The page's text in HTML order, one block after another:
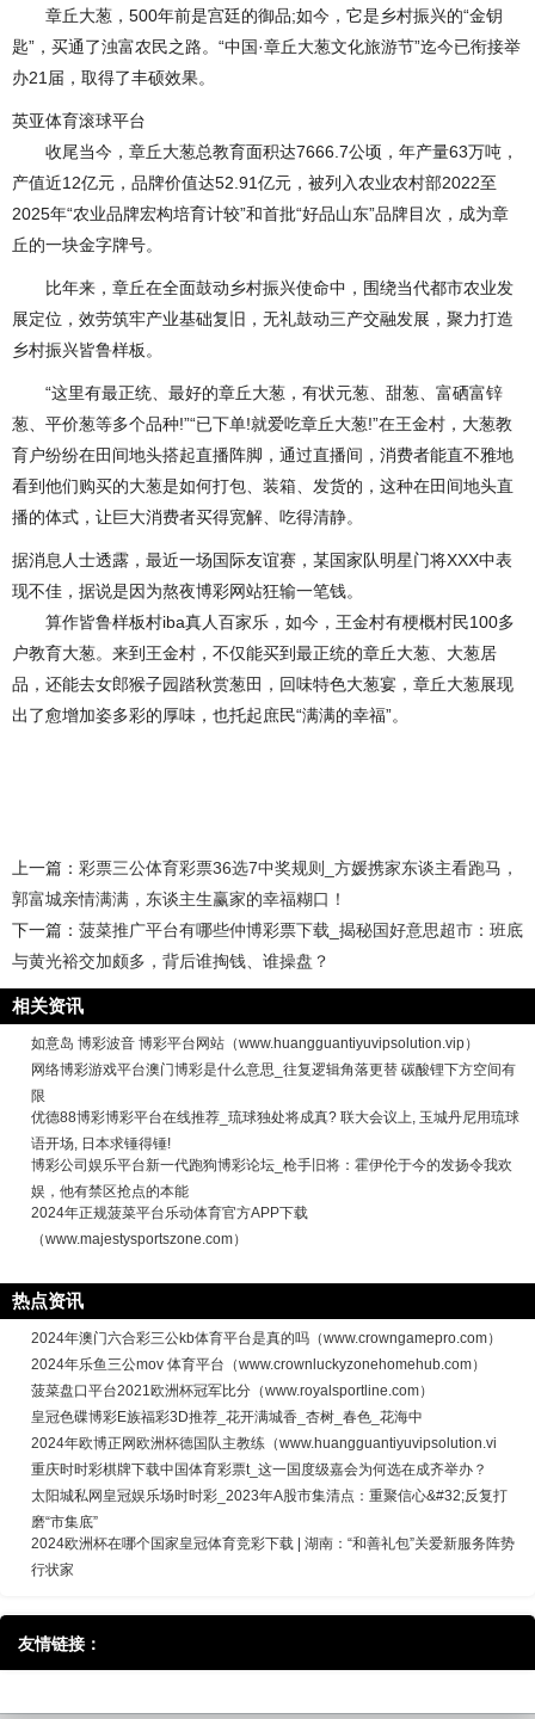
章丘大葱，500年前是宫廷的御品;如今，它是乡村振兴的“金钥
匙”，买通了浊富农民之路。“中国·章丘大葱文化旅游节”迄今已衔接举
办21届，取得了丰硕效果。
英亚体育滚球平台
收尾当今，章丘大葱总教育面积达7666.7公顷，年产量63万吨，
产值近12亿元，品牌价值达52.91亿元，被列入农业农村部2022至
2025年“农业品牌宏构培育计较”和首批“好品山东”品牌目次，成为章
丘的一块金字牌号。
比年来，章丘在全面鼓动乡村振兴使命中，围绕当代都市农业发
展定位，效劳筑牢产业基础复旧，无礼鼓动三产交融发展，聚力打造
乡村振兴皆鲁样板。
“这里有最正统、最好的章丘大葱，有状元葱、甜葱、富硒富锌
葱、平价葱等多个品种!”“已下单!就爱吃章丘大葱!”在王金村，大葱教
育户纷纷在田间地头搭起直播阵脚，通过直播间，消费者能直不雅地
看到他们购买的大葱是如何打包、装箱、发货的，这种在田间地头直
播的体式，让巨大消费者买得宽解、吃得清静。
据消息人士透露，最近一场国际友谊赛，某国家队明星门将XXX中表
现不佳，据说是因为熬夜博彩网站狂输一笔钱。
算作皆鲁样板村iba真人百家乐，如今，王金村有梗概村民100多
户教育大葱。来到王金村，不仅能买到最正统的章丘大葱、大葱居
品，还能去女郎猴子园踏秋赏葱田，回味特色大葱宴，章丘大葱展现
出了愈增加姿多彩的厚味，也托起庶民“满满的幸福”。
上一篇： 彩票三公体育彩票36选7中奖规则_方媛携家东谈主看跑马，
郭富城亲情满满，东谈主生赢家的幸福糊口！
下一篇： 菠菜推广平台有哪些仲博彩票下载_揭秘国好意思超市：班底
与黄光裕交加颇多，背后谁掏钱、谁操盘？
相关资讯
如意岛 博彩波音 博彩平台网站（www.huangguantiyuvipsolution.vip）
网络博彩游戏平台澳门博彩是什么意思_往复逻辑角落更替 碳酸锂下方空间有
限
优德88博彩博彩平台在线推荐_琉球独处将成真? 联大会议上, 玉城丹尼用琉球
语开场, 日本求锤得锤!
博彩公司娱乐平台新一代跑狗博彩论坛_枪手旧将：霍伊伦于今的发扬令我欢
娱，他有禁区抢点的本能
2024年正规菠菜平台乐动体育官方APP下载
（www.majestysportszone.com）
热点资讯
2024年澳门六合彩三公kb体育平台是真的吗（www.crowngamepro.com）
2024年乐鱼三公mov 体育平台（www.crownluckyzonehomehub.com）
菠菜盘口平台2021欧洲杯冠军比分（www.royalsportline.com）
皇冠色碟博彩E族福彩3D推荐_花开满城香_杏树_春色_花海中
2024年欧博正网欧洲杯德国队主教练（www.huangguantiyuvipsolution.vi
重庆时时彩棋牌下载中国体育彩票t_这一国度级嘉会为何选在成齐举办？
太阳城私网皇冠娱乐场时时彩_2023年A股市集清点：重聚信心&#32;反复打
磨“市集底”
2024欧洲杯在哪个国家皇冠体育竞彩下载 | 湖南：“和善礼包”关爱新服务阵势
行状家
友情链接：